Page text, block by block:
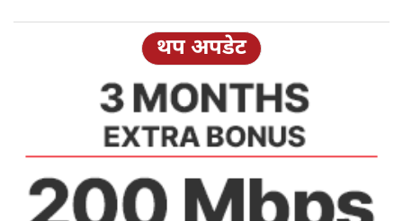
थप अपडेट